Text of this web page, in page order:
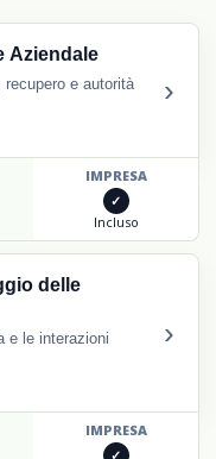
Aziendale
e autorità
›
IMPRESA
Incluso
delle
e le interazioni
›
IMPRESA